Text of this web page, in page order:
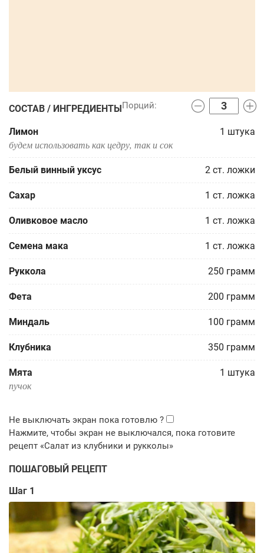
СОСТАВ / ИНГРЕДИЕНТЫ
Лимон 1 штука
будем использовать как цедру, так и сок
Белый винный уксус 2 ст. ложки
Сахар 1 ст. ложка
Оливковое масло 1 ст. ложка
Семена мака 1 ст. ложка
Руккола 250 грамм
Фета 200 грамм
Миндаль 100 грамм
Клубника 350 грамм
Мята 1 штука
пучок
ПОШАГОВЫЙ РЕЦЕПТ
Шаг 1